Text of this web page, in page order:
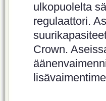
ulkopuolelta
regulaattori.
Crown.